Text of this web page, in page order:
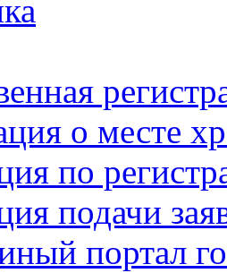
о месте
по
подачи
портал